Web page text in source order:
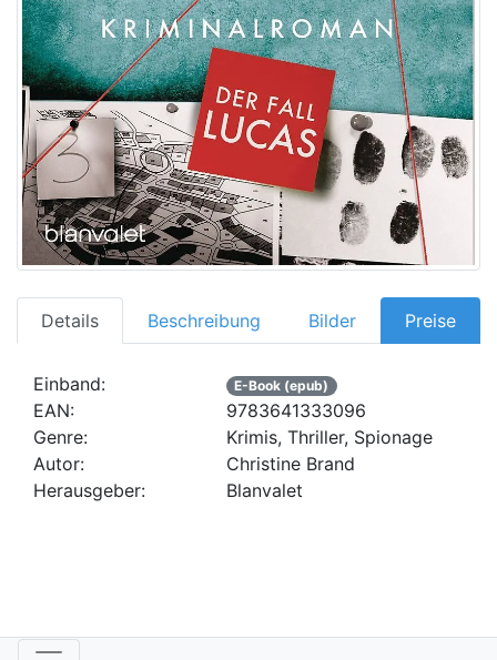
Details Beschreibung Bilder Preise
Einband: E-Book (epub)
EAN:
9783641333096
Genre:
Krimis, Thriller, Spionage
Autor:
Christine Brand
Herausgeber:
Blanvalet